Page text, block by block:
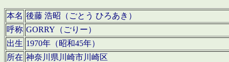
本名 後藤 浩昭（ごとう ひろあき）
呼称 GORRY（ごりー）
出生 1970年（昭和45年）
所在 神奈川県川崎市川崎区